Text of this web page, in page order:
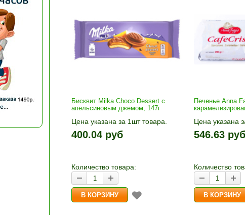
Бисквит Milka Choco Dessert с
апельсиновым джемом, 147г
Цена указана за 1шт товара.
1шт прибавляется кнопками «+»
и «-». Выберите нужное
400.04 руб
Количество товара:
Печенье Anna
Цена указана
1шт
и «-».
546.63 руб
Количество